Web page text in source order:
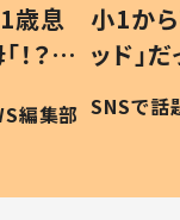
歳息
？」
編集部
小1から
ッド」
作り
#令和の
SNSで話